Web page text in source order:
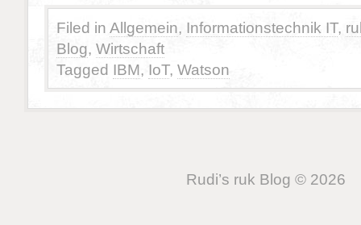
Filed in Allgemein, Informationstechnik IT,
Blog, Wirtschaft
Tagged IBM, IoT, Watson
Rudi’s ruk Blog © 2026